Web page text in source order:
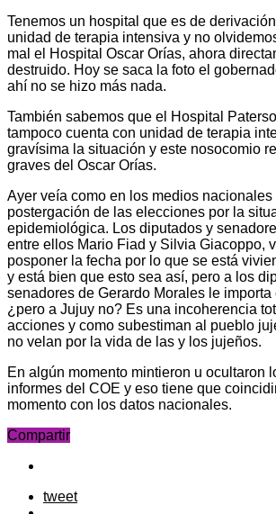
Tenemos un hospital que es de
unidad de terapia intensiva y no
mal el Hospital Oscar Orías, ahora
destruido. Hoy se saca la foto el
ahí no se hizo más nada.
También sabemos que el Hospital
tampoco cuenta con unidad de terapia
gravísima la situación y este nosocomio
graves del Oscar Orías.
Ayer veía como en los medios
postergación de las elecciones por la
epidemiológica. Los diputados y
entre ellos Mario Fiad y Silvia Giacoppo,
posponer la fecha por lo que se está
y está bien que esto sea así, pero a los
senadores de Gerardo Morales le importa
¿pero a Jujuy no? Es una incoherencia
acciones y como subestiman al pueblo
no velan por la vida de las y los jujeños.
En algún momento mintieron u ocultaron
informes del COE y eso tiene que
momento con los datos nacionales.
Compartir
tweet